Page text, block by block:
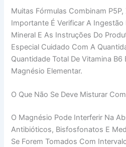
Muitas Fórmulas Combinam
Importante É Verificar A Ingestão
Mineral E As Instruções Do
Especial Cuidado Com A
Quantidade Total De Vitamina B6
Magnésio Elementar.
O Que Não Se Deve Misturar
O Magnésio Pode Interferir Na
Antibióticos, Bisfosfonatos E
Se Forem Tomados Com